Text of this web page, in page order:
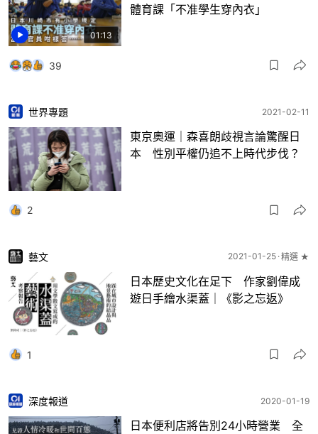
01:13
體育課「不准學生穿內衣」
39
世界專題 2021-02-11
東京奧運｜森喜朗歧視言論驚醒日
本 性別平權仍追不上時代步伐？
2
藝文 2021-01-25 精選 ★
日本歷史文化在足下 作家劉偉成
遊日手繪水渠蓋｜《影之忘返》
1
深度報道 2020-01-19
日本便利店將告別24小時營業 全